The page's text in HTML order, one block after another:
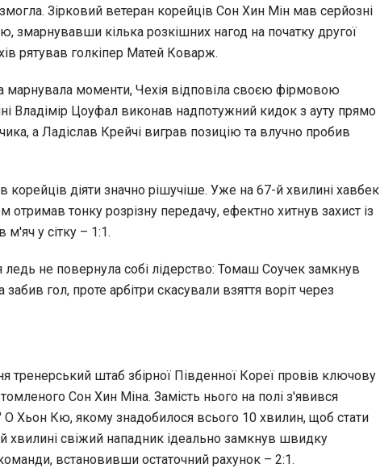
Зірковий ветеран корейців Сон Хин Мін мав серйозні
змарнувавши кілька розкішних нагод на початку другої
рятував голкіпер Матей Коварж.
марнувала моменти, Чехія відповіла своєю фірмовою
Владімір Цоуфал виконав надпотужний кидок з ауту прямо
а Ладіслав Крейчі виграв позицію та влучно пробив
діяти значно рішучіше. Уже на 67-й хвилині хавбек
тонку розрізну передачу, ефектно хитнув захист із
м'яч у сітку – 1:1.
ледь не повернула собі лідерство: Томаш Соучек замкнув
гол, проте арбітри скасували взяття воріт через
тренерський штаб збірної Південної Кореї провів ключову
Сон Хин Міна. Замість нього на полі з'явився
Хьон Кю, якому знадобилося всього 10 хвилин, щоб стати
й хвилині свіжий нападник ідеально замкнув швидку
встановивши остаточний рахунок – 2:1.